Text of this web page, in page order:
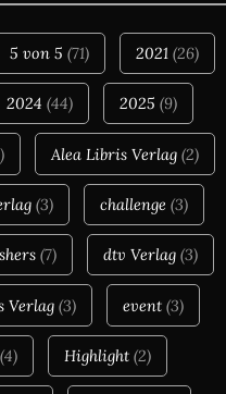
5 von 5 (71) 2021 (26)
2024 (44) 2025 (9)
Alea Libris Verlag(2)
(3) challenge (3)
(7) dtv Verlag (3)
Verlag (3) event (3)
(4) Highlight (2)